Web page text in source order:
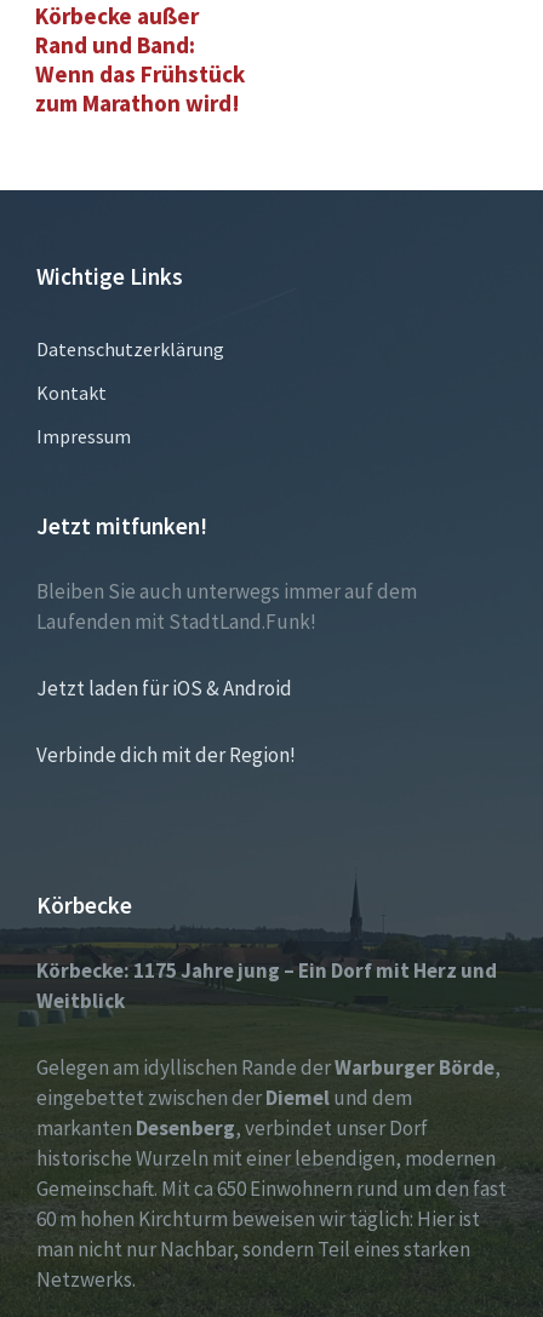
Körbecke außer
Rand und Band:
Wenn das Frühstück
zum Marathon wird!
Wichtige Links
Datenschutzerklärung
Kontakt
Impressum
Jetzt mitfunken!
Bleiben Sie auch unterwegs immer auf dem
Laufenden mit StadtLand.Funk!
Jetzt laden für iOS & Android
Verbinde dich mit der Region!
Körbecke
Körbecke: 1175 Jahre jung – Ein Dorf mit Herz und
Weitblick
Gelegen am idyllischen Rande derWarburger Börde,
eingebettet zwischen derDiemelund dem
markanten Desenberg, verbindet unser Dorf
historische Wurzeln mit einer lebendigen, modernen
Gemeinschaft. Mit ca 650 Einwohnern rund um den fast
60 m hohen Kirchturm beweisen wir täglich: Hier ist
man nicht nur Nachbar, sondern Teil eines starken
Netzwerks.